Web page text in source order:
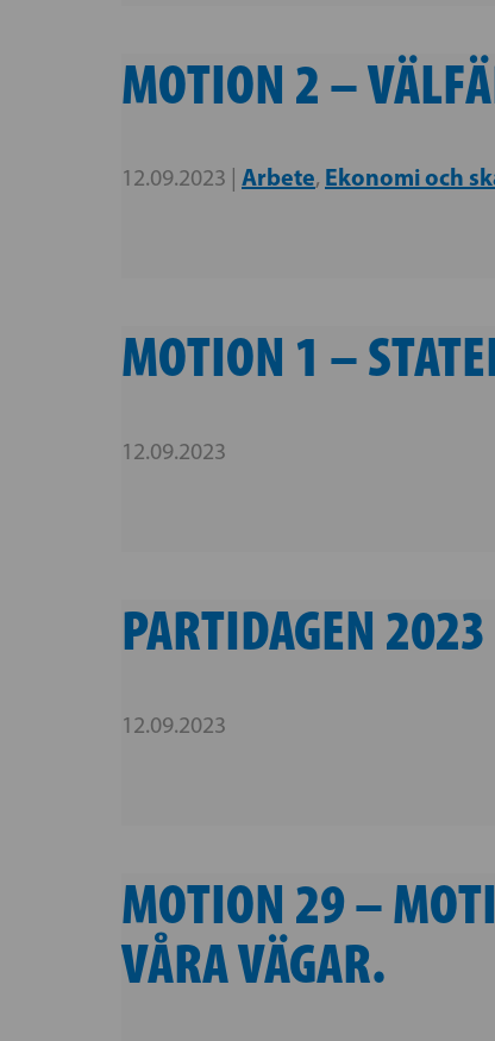
MOTION 2 –
12.09.2023 | Arbete, Ekonomi och
MOTION 1 –
12.09.2023
PARTIDAGEN
12.09.2023
MOTION 29 –
VÅRA VÄGAR.